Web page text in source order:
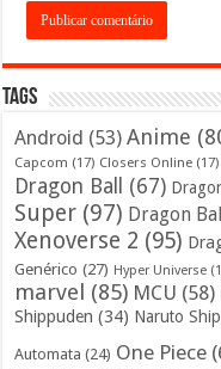
Tags
Android (53) Anime
Capcom (17) Closers Online (17)
Dragon Ball (67)
Super (97) Dragon
Xenoverse 2 (95)
Genérico (27) Hyper Universe
marvel (85) MCU (58)
Shippuden (34) Naruto
Automata (24) One Piece